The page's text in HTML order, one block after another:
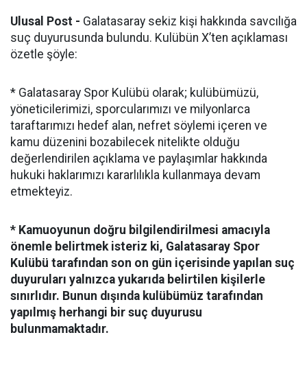
Ulusal Post - Galatasaray sekiz kişi hakkında savcılığa
suç duyurusunda bulundu. Kulübün X’ten açıklaması
özetle şöyle:
* Galatasaray Spor Kulübü olarak; kulübümüzü,
yöneticilerimizi, sporcularımızı ve milyonlarca
taraftarımızı hedef alan, nefret söylemi içeren ve
kamu düzenini bozabilecek nitelikte olduğu
değerlendirilen açıklama ve paylaşımlar hakkında
hukuki haklarımızı kararlılıkla kullanmaya devam
etmekteyiz.
* Kamuoyunun doğru bilgilendirilmesi amacıyla
önemle belirtmek isteriz ki, Galatasaray Spor
Kulübü tarafından son on gün içerisinde yapılan suç
duyuruları yalnızca yukarıda belirtilen kişilerle
sınırlıdır. Bunun dışında kulübümüz tarafından
yapılmış herhangi bir suç duyurusu
bulunmamaktadır.